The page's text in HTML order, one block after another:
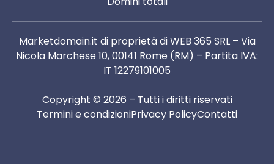
Marketdomain.it di proprietà di WEB 365 SRL – Via
Nicola Marchese 10, 00141 Rome (RM) – Partita IVA:
IT 12279101005
Copyright © 2026 – Tutti i diritti riservati
Termini e condizioniPrivacy PolicyContatti